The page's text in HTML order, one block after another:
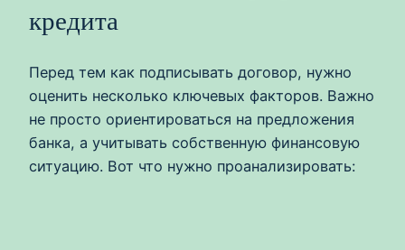
кредита
Перед тем как подписывать договор, нужно
оценить несколько ключевых факторов. Важно
не просто ориентироваться на предложения
банка, а учитывать собственную финансовую
ситуацию. Вот что нужно проанализировать: